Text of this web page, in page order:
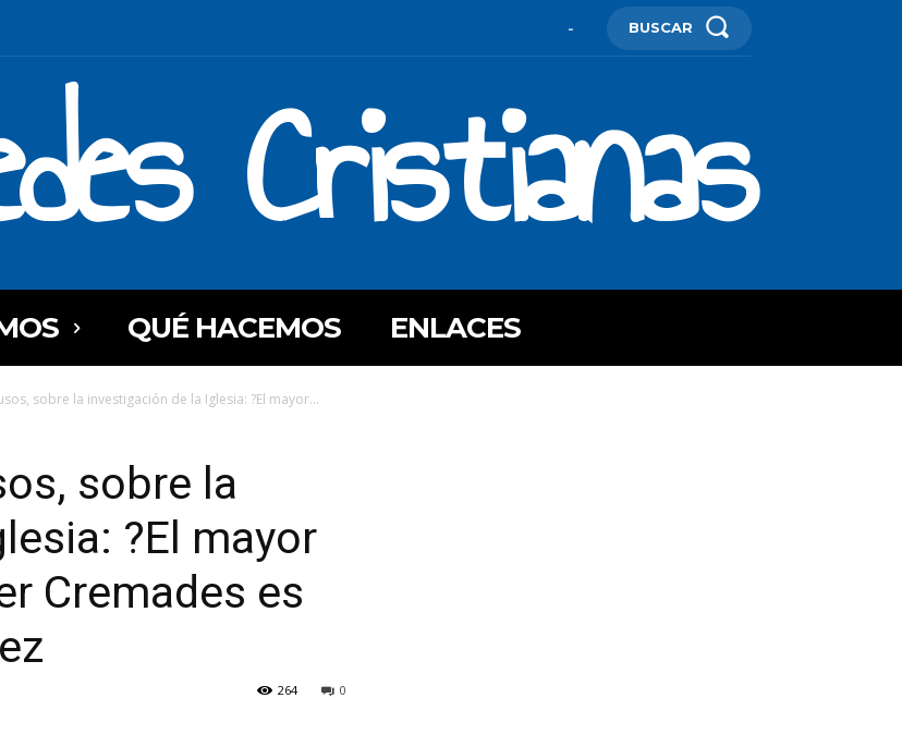
- BUSCAR
Cristianas
QUÉ HACEMOS ENLACES
sobre la investigación de la Iglesia: ?El mayor...
sobre la
?El mayor
Cremades es
0
264